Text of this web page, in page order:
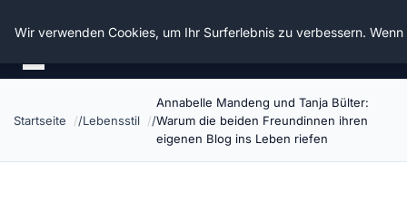
Die Schnitter
Startseite Lebensstil
Annabelle Mandeng und Tanja Bülter:
Warum die beiden Freundinnen ihren
eigenen Blog ins Leben riefen
Wir verwenden Cookies, um Ihr Surferlebnis zu verbessern.